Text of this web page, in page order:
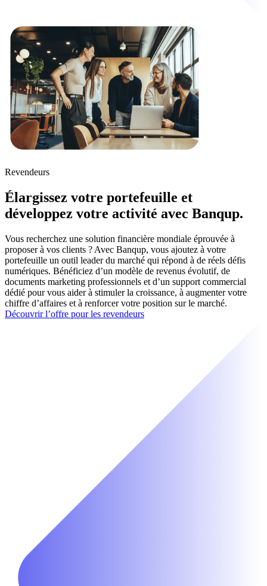
Revendeurs
Élargissez votre portefeuille et
développez votre activité avec Banqup.
Vous recherchez une solution financière mondiale éprouvée à
proposer à vos clients ? Avec Banqup, vous ajoutez à votre
portefeuille un outil leader du marché qui répond à de réels défis
numériques. Bénéficiez d’un modèle de revenus évolutif, de
documents marketing professionnels et d’un support commercial
dédié pour vous aider à stimuler la croissance, à augmenter votre
chiffre d’affaires et à renforcer votre position sur le marché.
Découvrir l’offre pour les revendeurs